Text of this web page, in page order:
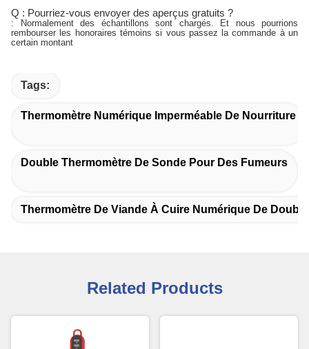
Q : Pourriez-vous envoyer des aperçus gratuits ?
: Normalement des échantillons sont chargés. Et nous pourrions
rembourser les honoraires témoins si vous passez la commande à un
certain montant
Tags:
Thermomètre Numérique Imperméable De Nourriture
Double Thermomètre De Sonde Pour Des Fumeurs
Thermomètre De Viande À Cuire Numérique De
Related Products